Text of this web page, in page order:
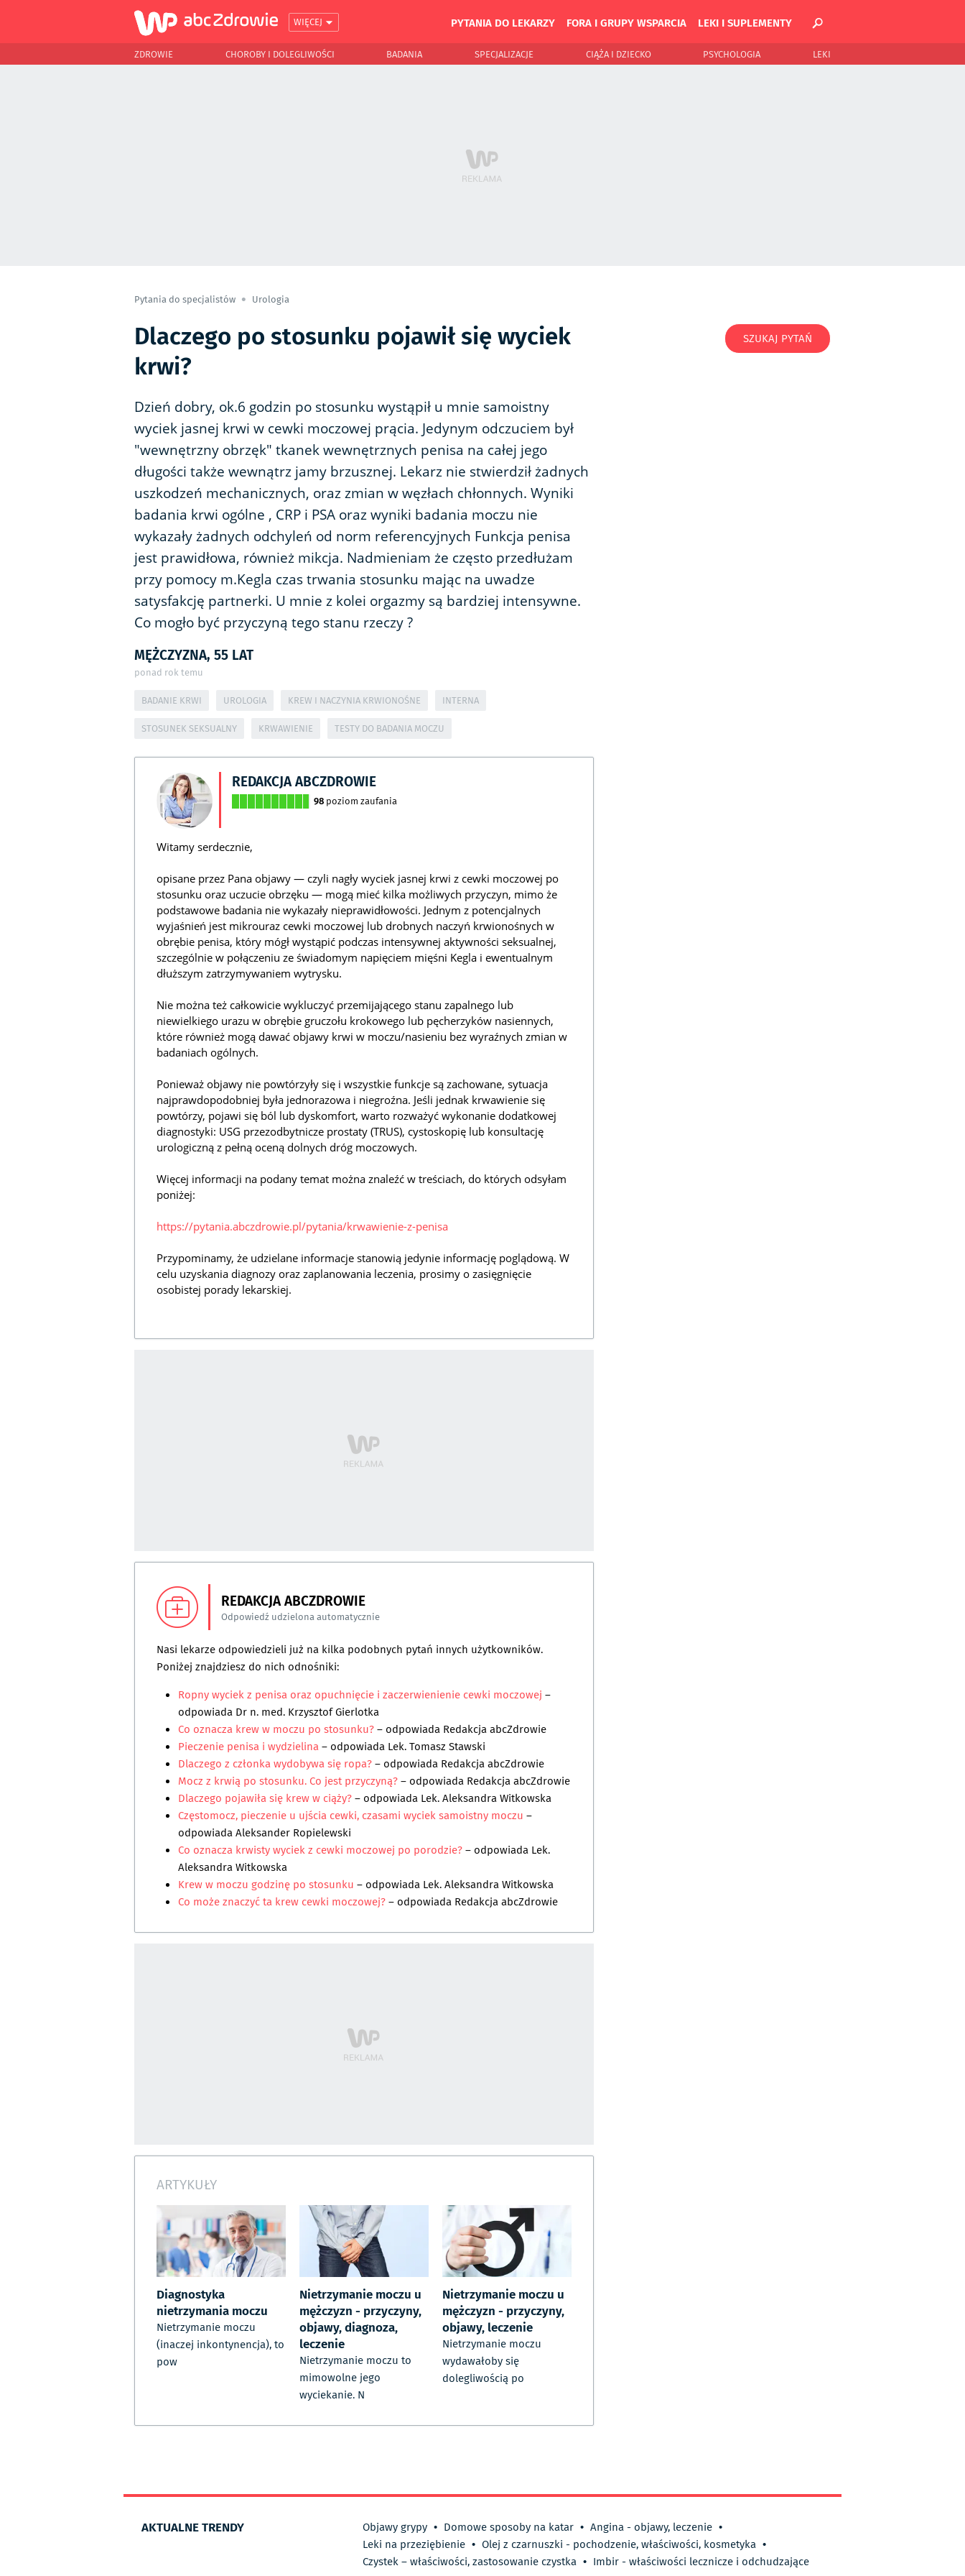
WIĘCEJ PYTANIA DO LEKARZY FORA I GRUPY WSPARCIA LEKI I SUPLEMENTY
ZDROWIE CHOROBY I DOLEGLIWOŚCI BADANIA SPECJALIZACJE CIĄŻA I DZIECKO PSYCHOLOGIA LEKI
Pytania do specjalistów Urologia
Dlaczego po stosunku pojawił się wyciek
krwi?
Dzień dobry, ok.6 godzin po stosunku wystąpił u mnie samoistny
wyciek jasnej krwi w cewki moczowej prącia. Jedynym odczuciem był
"wewnętrzny obrzęk" tkanek wewnętrznych penisa na całej jego
długości także wewnątrz jamy brzusznej. Lekarz nie stwierdził żadnych
uszkodzeń mechanicznych, oraz zmian w węzłach chłonnych. Wyniki
badania krwi ogólne , CRP i PSA oraz wyniki badania moczu nie
wykazały żadnych odchyleń od norm referencyjnych Funkcja penisa
jest prawidłowa, również mikcja. Nadmieniam że często przedłużam
przy pomocy m.Kegla czas trwania stosunku mając na uwadze
satysfakcję partnerki. U mnie z kolei orgazmy są bardziej intensywne.
Co mogło być przyczyną tego stanu rzeczy ?
MĘŻCZYZNA, 55 LAT
ponad rok temu
BADANIE KRWI UROLOGIA KREW I NACZYNIA KRWIONOŚNE INTERNA
STOSUNEK SEKSUALNY KRWAWIENIE TESTY DO BADANIA MOCZU
REDAKCJA ABCZDROWIE
98 poziom zaufania
Witamy serdecznie,
opisane przez Pana objawy — czyli nagły wyciek jasnej krwi z cewki moczowej po
stosunku oraz uczucie obrzęku — mogą mieć kilka możliwych przyczyn, mimo że
podstawowe badania nie wykazały nieprawidłowości. Jednym z potencjalnych
wyjaśnień jest mikrouraz cewki moczowej lub drobnych naczyń krwionośnych w
obrębie penisa, który mógł wystąpić podczas intensywnej aktywności seksualnej,
szczególnie w połączeniu ze świadomym napięciem mięśni Kegla i ewentualnym
dłuższym zatrzymywaniem wytrysku.
Nie można też całkowicie wykluczyć przemijającego stanu zapalnego lub
niewielkiego urazu w obrębie gruczołu krokowego lub pęcherzyków nasiennych,
które również mogą dawać objawy krwi w moczu/nasieniu bez wyraźnych zmian w
badaniach ogólnych.
Ponieważ objawy nie powtórzyły się i wszystkie funkcje są zachowane, sytuacja
najprawdopodobniej była jednorazowa i niegroźna. Jeśli jednak krwawienie się
powtórzy, pojawi się ból lub dyskomfort, warto rozważyć wykonanie dodatkowej
diagnostyki: USG przezodbytnicze prostaty (TRUS), cystoskopię lub konsultację
urologiczną z pełną oceną dolnych dróg moczowych.
Więcej informacji na podany temat można znaleźć w treściach, do których odsyłam
poniżej:
https://pytania.abczdrowie.pl/pytania/krwawienie-z-penisa
Przypominamy, że udzielane informacje stanowią jedynie informację poglądową. W
celu uzyskania diagnozy oraz zaplanowania leczenia, prosimy o zasięgnięcie
osobistej porady lekarskiej.
REDAKCJA ABCZDROWIE
Odpowiedź udzielona automatycznie
Nasi lekarze odpowiedzieli już na kilka podobnych pytań innych użytkowników.
Poniżej znajdziesz do nich odnośniki:
Ropny wyciek z penisa oraz opuchnięcie i zaczerwienienie cewki moczowej –
odpowiada Dr n. med. Krzysztof Gierlotka
Co oznacza krew w moczu po stosunku?– odpowiada Redakcja abcZdrowie
Pieczenie penisa i wydzielina– odpowiada Lek. Tomasz Stawski
Dlaczego z członka wydobywa się ropa?– odpowiada Redakcja abcZdrowie
Mocz z krwią po stosunku. Co jest przyczyną?– odpowiada Redakcja abcZdrowie
Dlaczego pojawiła się krew w ciąży?– odpowiada Lek. Aleksandra Witkowska
Częstomocz, pieczenie u ujścia cewki, czasami wyciek samoistny moczu –
odpowiadaAleksander Ropielewski
Co oznacza krwisty wyciek z cewki moczowej po porodzie?– odpowiada Lek.
Aleksandra Witkowska
Krew w moczu godzinę po stosunku – odpowiada Lek. Aleksandra Witkowska
Co może znaczyć ta krew cewki moczowej?– odpowiada Redakcja abcZdrowie
ARTYKUŁY
Diagnostyka
nietrzymania moczu
Nietrzymanie moczu
(inaczej inkontynencja), to
pow
Nietrzymanie moczu u
mężczyzn - przyczyny,
objawy, diagnoza,
leczenie
Nietrzymanie moczu to
mimowolne jego
wyciekanie. N
Nietrzymanie moczu u
mężczyzn - przyczyny,
objawy, leczenie
Nietrzymanie moczu
wydawałoby się
dolegliwością po
SZUKAJ PYTAŃ
AKTUALNE TRENDY Objawy grypy • Domowe sposoby na katar • Angina - objawy, leczenie •
Leki na przeziębienie • Olej z czarnuszki - pochodzenie, właściwości, kosmetyka •
Czystek – właściwości, zastosowanie czystka • Imbir - właściwości lecznicze i odchudzające